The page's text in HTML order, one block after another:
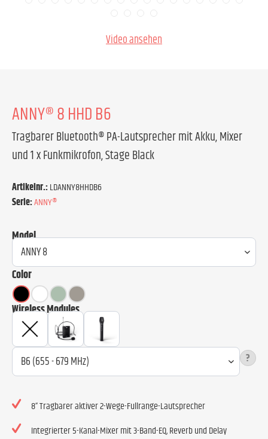
Video ansehen
ANNY® 8 HHD B6
Tragbarer Bluetooth® PA-Lautsprecher mit Akku, Mixer
und 1 x Funkmikrofon, Stage Black
Artikelnr.:LDANNY8HHDB6
Serie:ANNY®
Model
Color
Wireless Modules
?
8“ Tragbarer aktiver 2-Wege-Fullrange-Lautsprecher
Integrierter 5-Kanal-Mixer mit 3-Band-EQ, Reverb und Delay